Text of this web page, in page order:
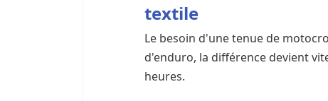
textile
Le besoin d'une tenue de
d'enduro, la différence devient
heures.